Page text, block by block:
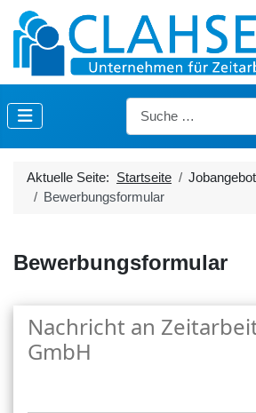
Suchen
Aktuelle Seite: Startseite
Bewerbungsformular
Bewerbungsformular
Nachricht an
GmbH